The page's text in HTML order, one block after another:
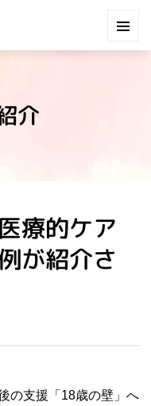
介
療的ケア
が紹介さ
の支援「18歳の壁」へ